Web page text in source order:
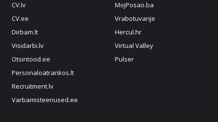
CV.lv
CV.ee
Dirbam.lt
Visidarbi.lv
Otsintood.ee
Personaloatrankos.lt
Recruitment.lv
Varbamisteenused.ee
MojPosao.ba
Vrabotuvanje
Hercul.hr
Virtual Valley
Pulser